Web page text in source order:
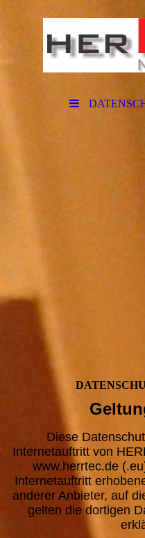
Diese
Internetauftritt von
www.herrtec.de
Internetauftritt
anderer Anbieter, auf
gelten die dortigen